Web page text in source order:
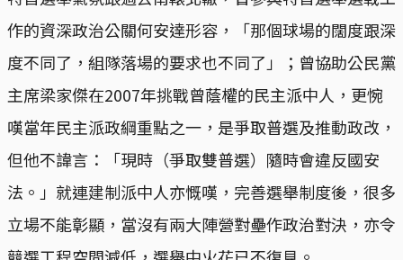
作的資深政治公關何安達形容，「那個球場的闊度跟深
度不同了，組隊落場的要求也不同了」；曾協助公民黨
主席梁家傑在2007年挑戰曾蔭權的民主派中人，更惋
嘆當年民主派政綱重點之一，是爭取普選及推動政改，
但他不諱言：「現時（爭取雙普選）隨時會違反國安
法。」就連建制派中人亦慨嘆，完善選舉制度後，很多
立場不能彰顯，當沒有兩大陣營對壘作政治對決，亦令